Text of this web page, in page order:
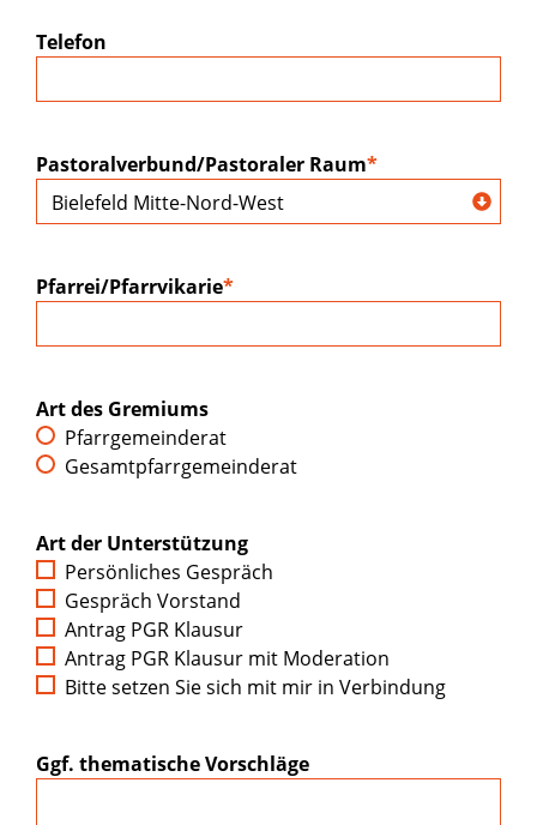
Telefon
Pastoralverbund/Pastoraler Raum*
Pfarrei/Pfarrvikarie*
Art des Gremiums
Pfarrgemeinderat
Gesamtpfarrgemeinderat
Art der Unterstützung
Persönliches Gespräch
Gespräch Vorstand
Antrag PGR Klausur
Antrag PGR Klausur mit Moderation
Bitte setzen Sie sich mit mir in Verbindung
Ggf. thematische Vorschläge